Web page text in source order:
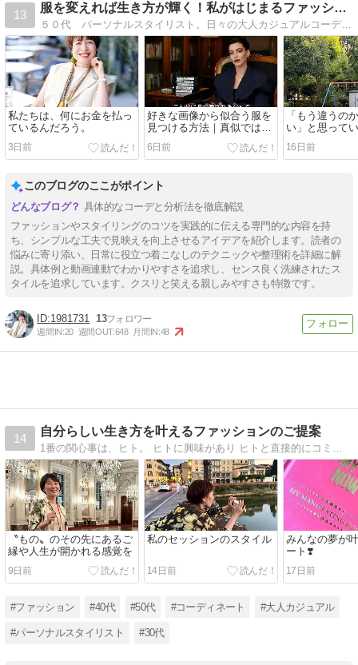
13
服を変えれば生き方が輝く！私がはじまるファッションコーデ
５０代 パーソナルスタイリスト。日々の大人カジュアルコーデの作り方
私たちは、何にお金を払っ
ているんだろう。
3日前
好きな画像から似合う服を
見つける方法｜真似ではな
く自分らしいコーデを作る
コツ
6日前
「もう違うの
い」と思って
16日前
このブログのここがポイント
具体的なコーデと分析法を徹底解説
ファッションやスタイリングのコツを実践的に伝える専門的な内容を持
ち、シンプルな工夫で見映えを向上させるアイデアを紹介します。読者の
悩みに寄り添い、日常に役立つ着こなしのテクニックや整理術を詳細に解
説。具体例と動画連動でわかりやすさを追求し、センス良く洗練されたス
タイルを追求しています。クスリと笑える親しみやすさも特徴です。
1981731 13
週間IN:20 週間OUT:648 月間IN:48
14
自分らしい生き方を叶えるファッションのご提案
1番の関心事は、ヒト。 ヒトに興味があり ヒトと直接的にコミュニュケーションを育む中 なにかを生みだしたり 新しい気づきがあったり よりハッピーに 自分らしい毎日を送るための どなたかのお役にたてますように
〝もの〟のその先にあるご
縁や人生が開かれる感覚を
9日前
私のセッションのスタイル
14日前
みんなの夢が
ート❣️
17日前
#ファッション #40代 #50代 #コーディネート #大人カジュアル
#パーソナルスタイリスト #30代